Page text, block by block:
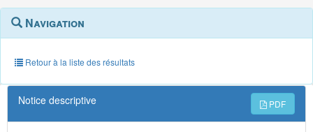
Navigation
outils
annexes
Menu
contextuel
Navigation
Retour à la liste des résultats
Notice descriptive PDF